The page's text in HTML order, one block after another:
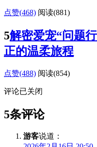
点赞(468) 阅读(881)
5解密爱宠“问题
正的温柔旅程
点赞(488) 阅读(854)
评论已关闭
5条评论
游客说道：